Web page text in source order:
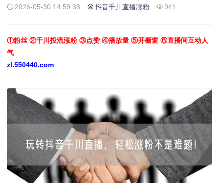
2026-05-30 14:59:38 抖音千川直播涨粉 941
①粉丝 ②千川投流涨粉 ③点赞 ④播放量 ⑤开橱窗 ⑥直播间互动人
气
zl.550440.com